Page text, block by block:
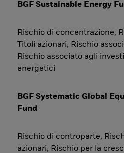
BGF Sustainable Energy
Rischio di concentrazione,
Titoli azionari, Rischio
Rischio associato agli
energetici
BGF Systematic Global
Fund
Rischio di controparte,
azionari, Rischio per la